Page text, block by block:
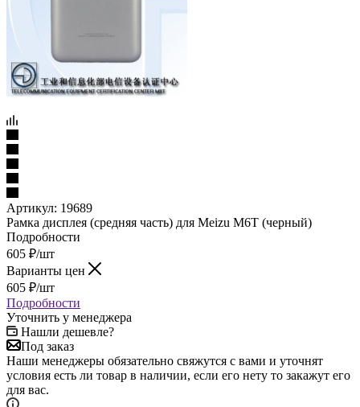
Артикул: 19689
Рамка дисплея (средняя часть) для Meizu M6T (черный)
Подробности
605 ₽/шт
Варианты цен
605 ₽/шт
Подробности
Уточнить у менеджера
Нашли дешевле?
Под заказ
Наши менеджеры обязательно свяжутся с вами и уточнят
условия есть ли товар в наличии, если его нету то закажут его
для вас.